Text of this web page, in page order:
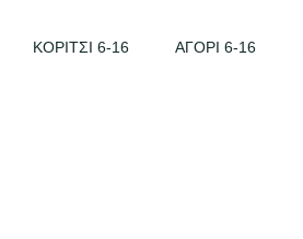
ΚΟΡΙΤΣΙ 6-16 ΑΓΟΡΙ 6-16